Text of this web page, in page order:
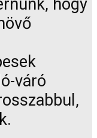
hogy
váró